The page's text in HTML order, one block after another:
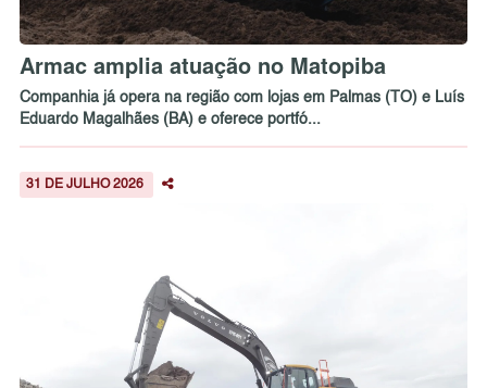
Armac amplia atuação no Matopiba
Companhia já opera na região com lojas em Palmas (TO) e Luís
Eduardo Magalhães (BA) e oferece portfó...
31 DE JULHO 2026